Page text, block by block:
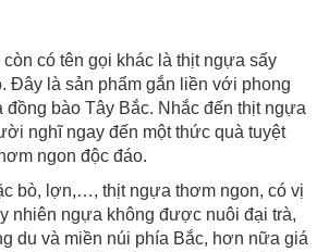
có tên gọi khác là thịt ngựa sấy
Đây là sản phẩm gắn liền với phong
đồng bào Tây Bắc. Nhắc đến thịt ngựa
nghĩ ngay đến một thức quà tuyệt
ngon độc đáo.
bò, lợn,…, thịt ngựa thơm ngon, có vị
nhiên ngựa không được nuôi đại trà,
du và miền núi phía Bắc, hơn nữa giá